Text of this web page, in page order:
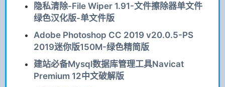
隐私清除-File Wiper 1.91-文件擦除器单文件
绿色汉化版-单文件版
Adobe Photoshop CC 2019 v20.0.5-PS
2019迷你版150M-绿色精简版
建站必备Mysql数据库管理工具Navicat
Premium 12中文破解版